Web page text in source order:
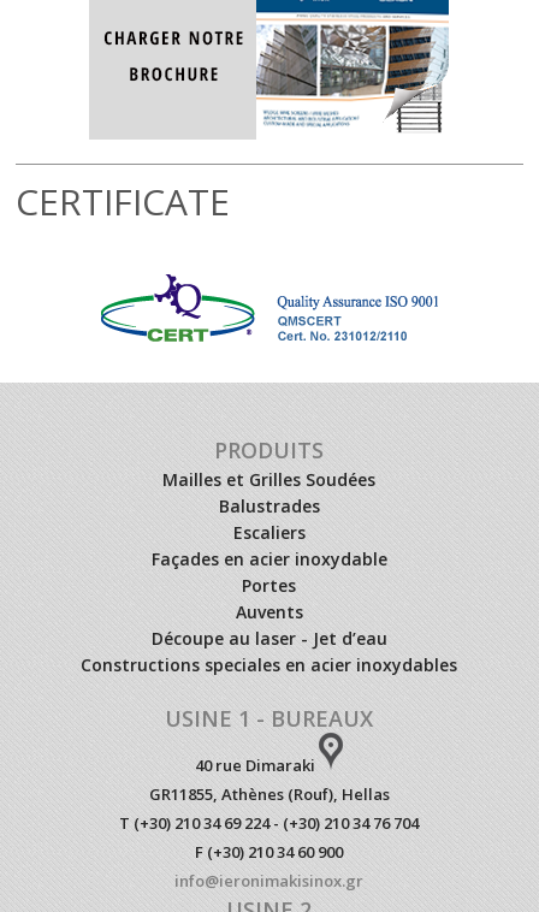
CERTIFICATE
PRODUITS
Mailles et Grilles Soudées
Balustrades
Escaliers
Façades en acier inoxydable
Portes
Auvents
Découpe au laser - Jet d’eau
Constructions speciales en acier inoxydables
USINE 1 - BUREAUX
40 rue Dimaraki
GR11855, Athènes (Rouf), Hellas
T (+30) 210 34 69 224 - (+30) 210 34 76 704
F (+30) 210 34 60 900
info@ieronimakisinox.gr